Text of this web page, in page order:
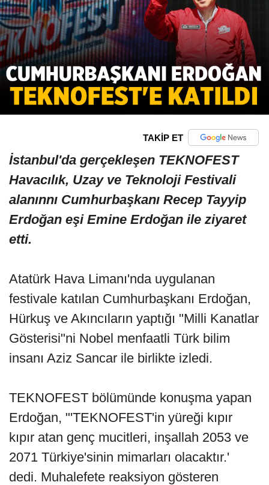
TAKİP ET
İstanbul'da gerçekleşen TEKNOFEST
Havacılık, Uzay ve Teknoloji Festivali
alanınnı Cumhurbaşkanı Recep Tayyip
Erdoğan eşi Emine Erdoğan ile ziyaret
etti.
Atatürk Hava Limanı'nda uygulanan
festivale katılan Cumhurbaşkanı Erdoğan,
Hürkuş ve Akıncıların yaptığı "Milli Kanatlar
Gösterisi"ni Nobel menfaatli Türk bilim
insanı Aziz Sancar ile birlikte izledi.
TEKNOFEST bölümünde konuşma yapan
Erdoğan, "'TEKNOFEST'in yüreği kıpır
kıpır atan genç mucitleri, inşallah 2053 ve
2071 Türkiye'sinin mimarları olacaktır.'
dedi. Muhalefete reaksiyon gösteren